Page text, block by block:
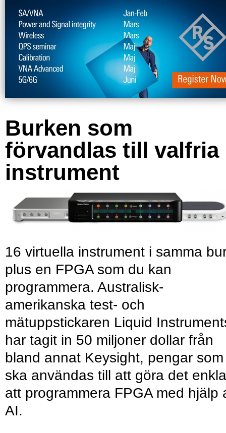
Burken som
förvandlas till valfria
instrument
16 virtuella instrument i samma
plus en FPGA som du kan
programmera. Australisk-
amerikanska test- och
mätuppstickaren Liquid
har tagit in 50 miljoner dollar från
bland annat Keysight, pengar som
ska användas till att göra det
att programmera FPGA med hjälp
AI.